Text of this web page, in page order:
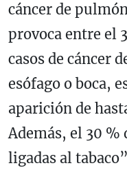
cáncer de
provoca entre el
casos de cáncer
esófago o boca,
aparición de
Además, el 30 %
ligadas al